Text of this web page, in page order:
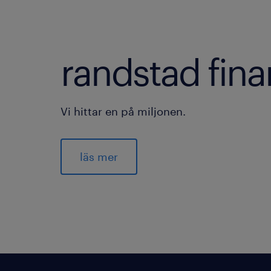
randstad
Vi hittar en på miljonen.
läs mer